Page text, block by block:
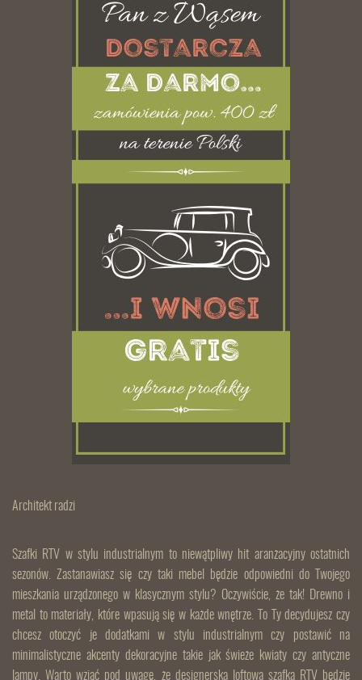
Architekt radzi
Szafki RTV w stylu industrialnym to niewątpliwy hit aranżacyjny ostatnich
sezonów. Zastanawiasz się czy taki mebel będzie odpowiedni do Twojego
mieszkania urządzonego w klasycznym stylu? Oczywiście, że tak! Drewno i
metal to materiały, które wpasują się w każde wnętrze. To Ty decydujesz czy
chcesz otoczyć je dodatkami w stylu industrialnym czy postawić na
minimalistyczne akcenty dekoracyjne takie jak świeże kwiaty czy antyczne
lampy. Warto wziąć pod uwagę, że designerska loftowa szafka RTV będzie